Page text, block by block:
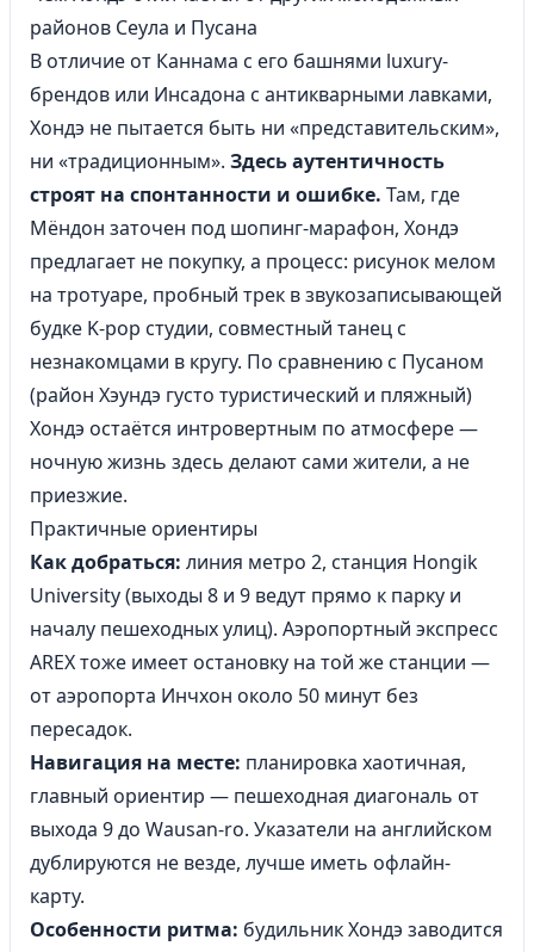
районов Сеула и Пусана
В отличие от Каннама с его башнями luxury-
брендов или Инсадона с антикварными лавками,
Хондэ не пытается быть ни «представительским»,
ни «традиционным». Здесь аутентичность
строят на спонтанности и ошибке. Там, где
Мёндон заточен под шопинг-марафон, Хондэ
предлагает не покупку, а процесс: рисунок мелом
на тротуаре, пробный трек в звукозаписывающей
будке K-pop студии, совместный танец с
незнакомцами в кругу. По сравнению с Пусаном
(район Хэундэ густо туристический и пляжный)
Хондэ остаётся интровертным по атмосфере —
ночную жизнь здесь делают сами жители, а не
приезжие.
Практичные ориентиры
Как добраться: линия метро 2, станция Hongik
University (выходы 8 и 9 ведут прямо к парку и
началу пешеходных улиц). Аэропортный экспресс
AREX тоже имеет остановку на той же станции —
от аэропорта Инчхон около 50 минут без
пересадок.
Навигация на месте: планировка хаотичная,
главный ориентир — пешеходная диагональ от
выхода 9 до Wausan-ro. Указатели на английском
дублируются не везде, лучше иметь офлайн-
карту.
Особенности ритма: будильник Хондэ заводится